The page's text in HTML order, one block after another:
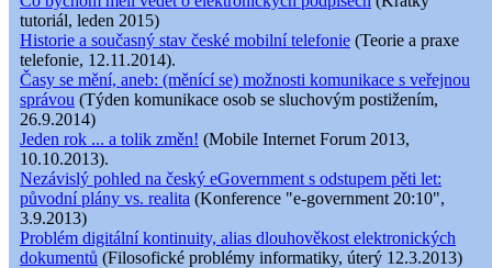
tutoriál, leden 2015)
Historie a současný stav české mobilní telefonie (Teorie a praxe
telefonie, 12.11.2014).
Časy se mění, aneb: (měnící se) možnosti komunikace s veřejnou
správou (Týden komunikace osob se sluchovým postižením,
26.9.2014)
Jeden rok ... a tolik změn! (Mobile Internet Forum 2013,
10.10.2013).
Nezávislý pohled na český eGovernment s odstupem pěti let:
původní plány vs. realita (Konference "e-government 20:10",
3.9.2013)
Problém digitální kontinuity, alias dlouhověkost elektronických
dokumentů (Filosofické problémy informatiky, úterý 12.3.2013)